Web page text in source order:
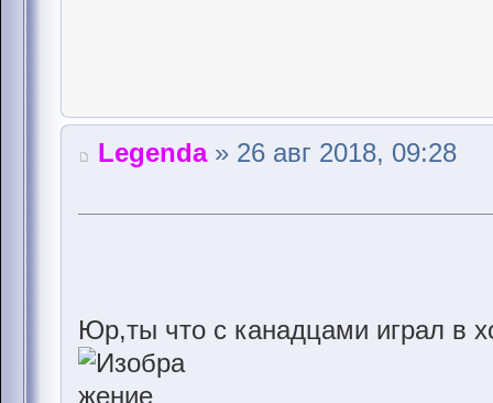
Legenda» 26 авг 2018, 09:28
Юр,ты что с канадцами играл в